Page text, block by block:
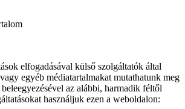
elfogadásával külső szolgáltatók által
egyéb médiatartalmakat mutathatunk meg
az alábbi, harmadik féltől
használjuk ezen a weboldalon: